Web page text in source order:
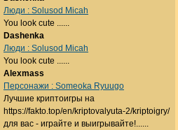
Люди : Solusod Micah
You look cute ......
Dashenka
Люди : Solusod Micah
You look cute ......
Alexmass
Персонажи : Someoka Ryuugo
Лучшие криптоигры на
https://fakto.top/en/kriptovalyuta-2/kriptoigry/
для вас - играйте и выигрывайте!......